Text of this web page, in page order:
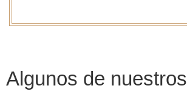
Algunos de nuestros